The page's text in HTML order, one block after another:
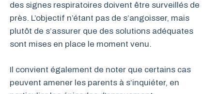
des signes respiratoires doivent être surveillés de
près. L’objectif n’étant pas de s’angoisser, mais
plutôt de s’assurer que des solutions adéquates
sont mises en place le moment venu.
Il convient également de noter que certains cas
peuvent amener les parents à s’inquiéter, en